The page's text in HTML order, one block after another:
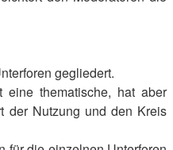
gegliedert.
eine thematische, hat aber
der Nutzung und den Kreis